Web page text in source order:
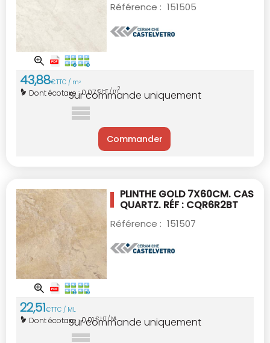
Référence : 151505
43,88€TTC / m2
Dont écotaxe :0,07€ HT / m2
Sur commande uniquement
Commander
PLINTHE GOLD 7X60CM. CAS
QUARTZ. RÉF : CQR6R2BT
Référence : 151507
22,51€TTC / ML
Dont écotaxe :0,01€ HT / ML
Sur commande uniquement